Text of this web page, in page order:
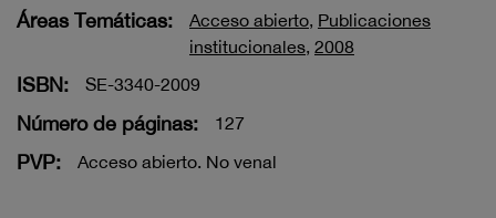
Áreas Temáticas: Acceso abierto Publicaciones
institucionales 2008
ISBN: SE-3340-2009
Número de páginas: 127
PVP: Acceso abierto. No venal